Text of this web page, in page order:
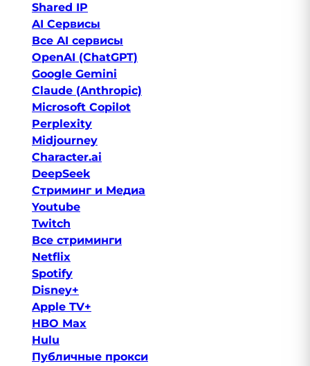
Shared IP
AI Сервисы
Все AI сервисы
OpenAI (ChatGPT)
Google Gemini
Claude (Anthropic)
Microsoft Copilot
Perplexity
Midjourney
Character.ai
DeepSeek
Стриминг и Медиа
Youtube
Twitch
Все стриминги
Netflix
Spotify
Disney+
Apple TV+
HBO Max
Hulu
Публичные прокси